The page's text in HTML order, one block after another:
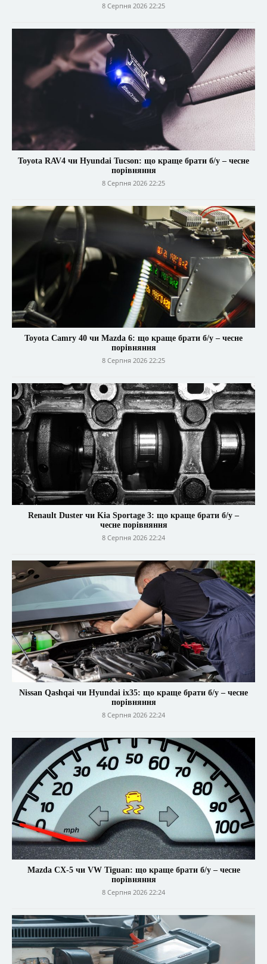
8 Серпня 2026 22:25
Toyota RAV4 чи Hyundai Tucson: що краще брати б/у – чесне
порівняння
8 Серпня 2026 22:25
Toyota Camry 40 чи Mazda 6: що краще брати б/у – чесне
порівняння
8 Серпня 2026 22:25
Renault Duster чи Kia Sportage 3: що краще брати б/у –
чесне порівняння
8 Серпня 2026 22:24
Nissan Qashqai чи Hyundai ix35: що краще брати б/у – чесне
порівняння
8 Серпня 2026 22:24
Mazda CX-5 чи VW Tiguan: що краще брати б/у – чесне
порівняння
8 Серпня 2026 22:24